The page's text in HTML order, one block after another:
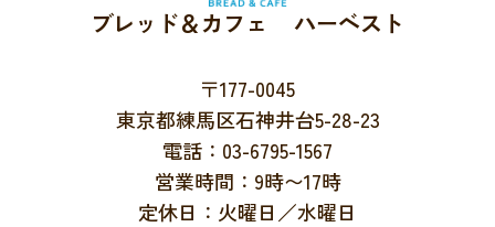
ブレッド＆カフェ ハーベスト
〒177-0045
東京都練馬区石神井台5-28-23
電話：03-6795-1567
営業時間：9時〜17時
定休日：火曜日／水曜日